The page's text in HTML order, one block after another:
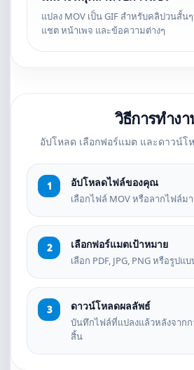
แปลง MOV เป็น GIF สำหรับคลิปวนสั้น
แชต หน้าเพจ และข้อความต่างๆ
วิธีการทำง
อัปโหลด เลือกฟอร์แมต และดาวน์โ
อัปโหลดไฟล์ของคุณ
เลือกไฟล์ MOV หรือลากไฟล์ม
เลือกฟอร์แมตเป้าหมาย
เลือก PDF, JPG, PNG หรือรูป
ดาวน์โหลดผลลัพธ์
บันทึกไฟล์ที่แปลงแล้วหลังจากก
สิ้น